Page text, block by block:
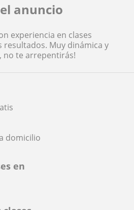
domicilio
en
anuncio
experiencia en clases
resultados. Muy dinámica y
no te arrepentirás!